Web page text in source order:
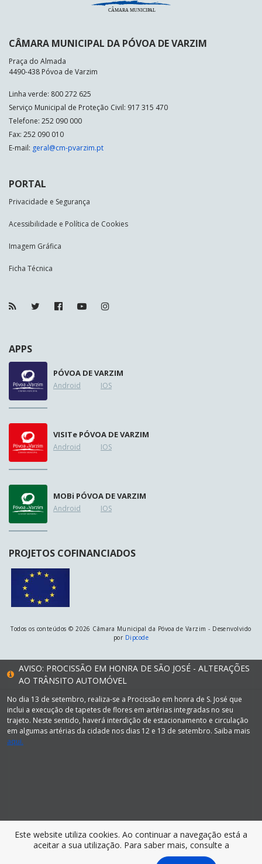
CÂMARA MUNICIPAL DA PÓVOA DE VARZIM
Praça do Almada
4490-438 Póvoa de Varzim
Linha verde: 800 272 625
Serviço Municipal de Proteção Civil: 917 315 470
Telefone: 252 090 000
Fax: 252 090 010
E-mail: geral@cm-pvarzim.pt
PORTAL
Privacidade e Segurança
Acessibilidade e Política de Cookies
Imagem Gráfica
Ficha Técnica
APPS
PÓVOA DE VARZIM
Android IOS
VISITe PÓVOA DE VARZIM
Android IOS
MOBi PÓVOA DE VARZIM
Android IOS
PROJETOS COFINANCIADOS
Todos os conteúdos © 2026 Câmara Municipal da Póvoa de Varzim - Desenvolvido
por Dipcode
AVISO: PROCISSÃO EM HONRA DE SÃO JOSÉ - ALTERAÇÕES
AO TRÂNSITO AUTOMÓVEL
No dia 13 de setembro, realiza-se a Procissão em honra de S. José que
inclui a execução de tapetes de flores em artérias integradas no seu
trajeto. Neste sentido, haverá interdição de estacionamento e circulação
em algumas artérias da cidade nos dias 12 e 13 de setembro. Saiba mais
aqui.
Este website utiliza cookies. Ao continuar a navegação está a
aceitar a sua utilização. Para saber mais, consulte a